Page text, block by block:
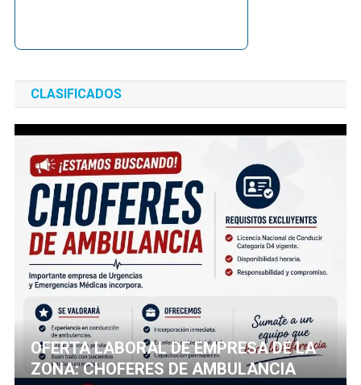
CLASIFICADOS
OFERTA LABORAL DE EMPRESA DE LA
ZONA: CHOFERES DE AMBULANCIA